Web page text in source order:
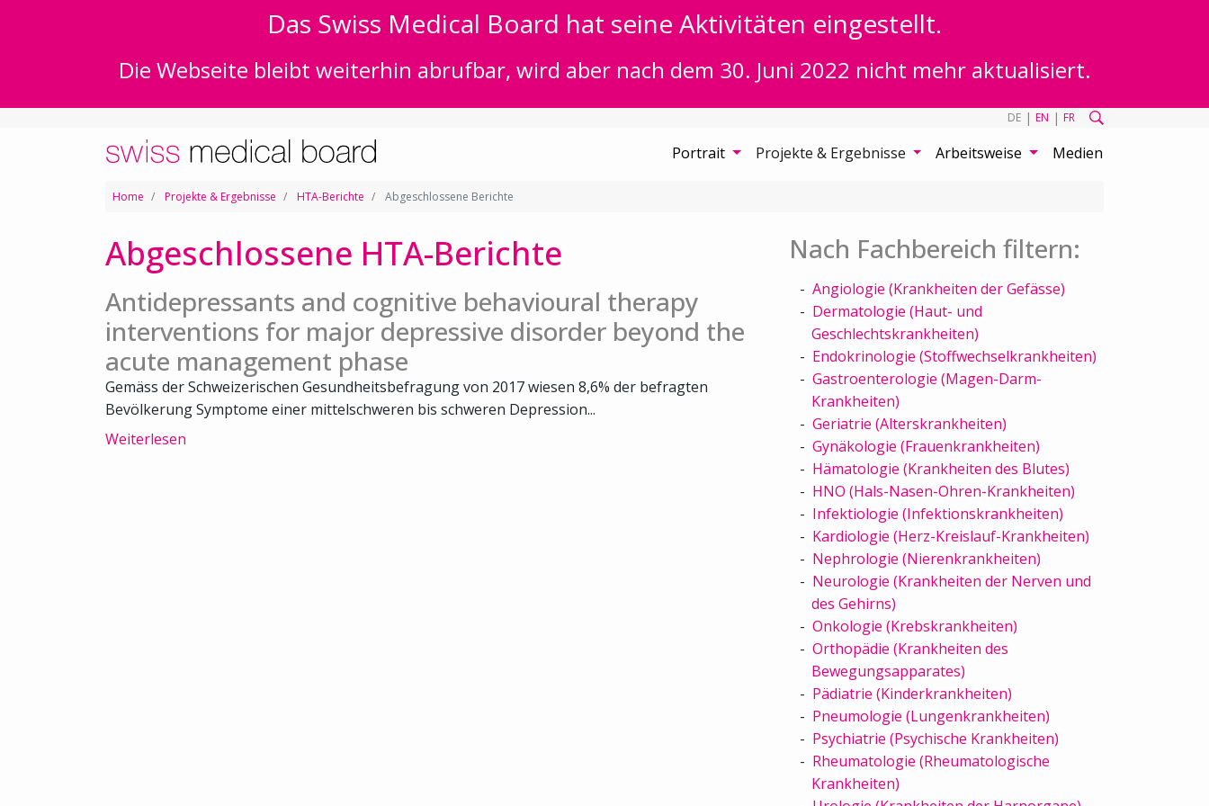
Das Swiss Medical Board hat seine Aktivitäten eingestellt.
Die Webseite bleibt weiterhin abrufbar, wird aber nach dem 30. Juni 2022 nicht mehr aktualisiert.
DE | EN | FR
Portrait Projekte & Ergebnisse Arbeitsweise Medien
Home Projekte & Ergebnisse HTA-Berichte Abgeschlossene Berichte
Abgeschlossene HTA-Berichte
Antidepressants and cognitive behavioural therapy
interventions for major depressive disorder beyond the
acute management phase
Gemäss der Schweizerischen Gesundheitsbefragung von 2017 wiesen 8,6% der befragten
Bevölkerung Symptome einer mittelschweren bis schweren Depression...
Weiterlesen
Nach Fachbereich filtern:
Angiologie (Krankheiten der Gefässe)
Dermatologie (Haut- und
Geschlechtskrankheiten)
Endokrinologie (Stoffwechselkrankheiten)
Gastroenterologie (Magen-Darm-
Krankheiten)
Geriatrie (Alterskrankheiten)
Gynäkologie (Frauenkrankheiten)
Hämatologie (Krankheiten des Blutes)
HNO (Hals-Nasen-Ohren-Krankheiten)
Infektiologie (Infektionskrankheiten)
Kardiologie (Herz-Kreislauf-Krankheiten)
Nephrologie (Nierenkrankheiten)
Neurologie (Krankheiten der Nerven und
des Gehirns)
Onkologie (Krebskrankheiten)
Orthopädie (Krankheiten des
Bewegungsapparates)
Pädiatrie (Kinderkrankheiten)
Pneumologie (Lungenkrankheiten)
Psychiatrie (Psychische Krankheiten)
Rheumatologie (Rheumatologische
Krankheiten)